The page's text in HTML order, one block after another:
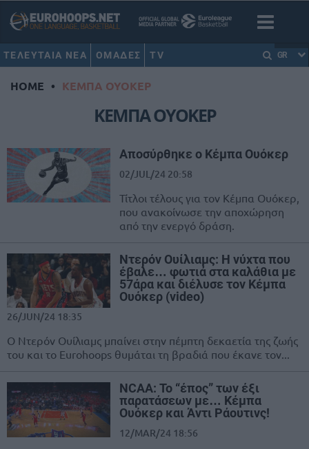
ΤΕΛΕΥΤΑΙΑ ΝΕΑ ΟΜΑΔΕΣ TV GR
HOME • ΚΕΜΠΑ ΟΥΟΚΕΡ
ΚΕΜΠΑ ΟΥΟΚΕΡ
Αποσύρθηκε ο Κέμπα Ουόκερ
02/JUL/24 20:58
Τίτλοι τέλους για τον Κέμπα Ουόκερ,
που ανακοίνωσε την αποχώρηση
από την ενεργό δράση.
Ντερόν Ουίλιαμς: Η νύχτα που
έβαλε… φωτιά στα καλάθια με
57άρα και διέλυσε τον Κέμπα
Ουόκερ (video)
26/JUN/24 18:35
Ο Ντερόν Ουίλιαμς μπαίνει στην πέμπτη δεκαετία της ζωής
του και το Eurohoops θυμάται τη βραδιά που έκανε τον...
NCAA: Το “έπος” των έξι
παρατάσεων με… Κέμπα
Ουόκερ και Άντι Ράουτινς!
12/MAR/24 18:56